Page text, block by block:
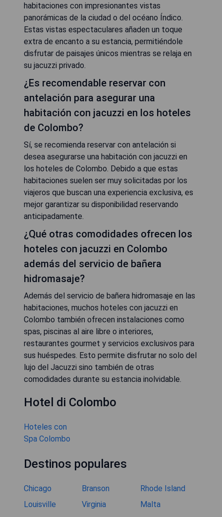
habitaciones con impresionantes vistas
panorámicas de la ciudad o del océano Índico.
Estas vistas espectaculares añaden un toque
extra de encanto a su estancia, permitiéndole
disfrutar de paisajes únicos mientras se relaja en
su jacuzzi privado.
¿Es recomendable reservar con
antelación para asegurar una
habitación con jacuzzi en los hoteles
de Colombo?
Sí, se recomienda reservar con antelación si
desea asegurarse una habitación con jacuzzi en
los hoteles de Colombo. Debido a que estas
habitaciones suelen ser muy solicitadas por los
viajeros que buscan una experiencia exclusiva, es
mejor garantizar su disponibilidad reservando
anticipadamente.
¿Qué otras comodidades ofrecen los
hoteles con jacuzzi en Colombo
además del servicio de bañera
hidromasaje?
Además del servicio de bañera hidromasaje en las
habitaciones, muchos hoteles con jacuzzi en
Colombo también ofrecen instalaciones como
spas, piscinas al aire libre o interiores,
restaurantes gourmet y servicios exclusivos para
sus huéspedes. Esto permite disfrutar no solo del
lujo del Jacuzzi sino también de otras
comodidades durante su estancia inolvidable.
Hotel di Colombo
Hoteles con
Spa Colombo
Destinos populares
Chicago Branson
Rhode Island
Louisville
Virginia
Malta